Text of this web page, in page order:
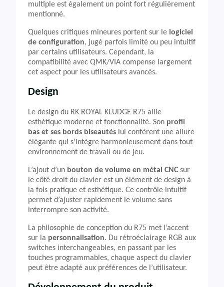
multiple est également un point fort régulièrement
mentionné.
Quelques critiques mineures portent sur le logiciel
de configuration, jugé parfois limité ou peu intuitif
par certains utilisateurs. Cependant, la
compatibilité avec QMK/VIA compense largement
cet aspect pour les utilisateurs avancés.
Design
Le design du RK ROYAL KLUDGE R75 allie
esthétique moderne et fonctionnalité. Son profil
bas et ses bords biseautés lui confèrent une allure
élégante qui s’intègre harmonieusement dans tout
environnement de travail ou de jeu.
L’ajout d’un bouton de volume en métal CNC sur
le côté droit du clavier est un élément de design à
la fois pratique et esthétique. Ce contrôle intuitif
permet d’ajuster rapidement le volume sans
interrompre son activité.
La philosophie de conception du R75 met l’accent
sur la personnalisation. Du rétroéclairage RGB aux
switches interchangeables, en passant par les
touches programmables, chaque aspect du clavier
peut être adapté aux préférences de l’utilisateur.